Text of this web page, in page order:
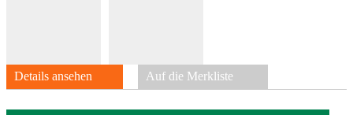
Details ansehen Auf die Merkliste